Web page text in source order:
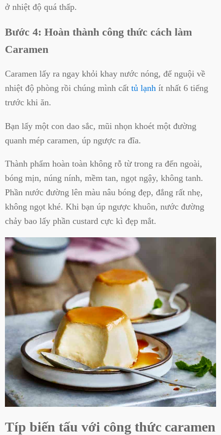
ở nhiệt độ quá thấp.
Bước 4: Hoàn thành công thức cách làm
Caramen
Caramen lấy ra ngay khỏi khay nước nóng, để nguội về
nhiệt độ phòng rồi chúng mình cất tủ lạnh ít nhất 6 tiếng
trước khi ăn.
Bạn lấy một con dao sắc, mũi nhọn khoét một đường
quanh mép caramen, úp ngược ra đĩa.
Thành phẩm hoàn toàn không rỗ từ trong ra đến ngoài,
bóng mịn, núng nính, mềm tan, ngọt ngậy, không tanh.
Phần nước đường lên màu nâu bóng đẹp, đắng rất nhẹ,
không ngọt khé. Khi bạn úp ngược khuôn, nước đường
chảy bao lấy phần custard cực kì đẹp mắt.
Típ biến tấu với công thức caramen